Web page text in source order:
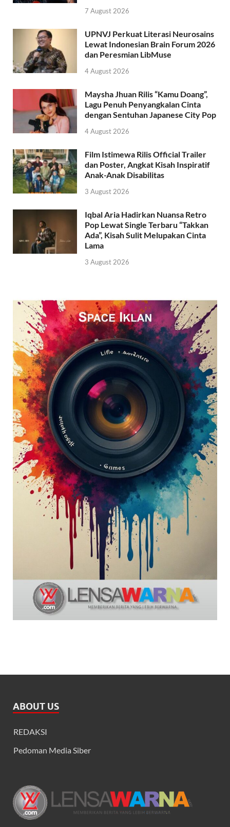
7 August 2026
UPNVJ Perkuat Literasi Neurosains
Lewat Indonesian Brain Forum 2026
dan Peresmian LibMuse
4 August 2026
Maysha Jhuan Rilis “Kamu Doang”,
Lagu Penuh Penyangkalan Cinta
dengan Sentuhan Japanese City Pop
4 August 2026
Film Istimewa Rilis Official Trailer
dan Poster, Angkat Kisah Inspiratif
Anak-Anak Disabilitas
3 August 2026
Iqbal Aria Hadirkan Nuansa Retro
Pop Lewat Single Terbaru “Takkan
Ada”, Kisah Sulit Melupakan Cinta
Lama
3 August 2026
ABOUT US
REDAKSI
Pedoman Media Siber